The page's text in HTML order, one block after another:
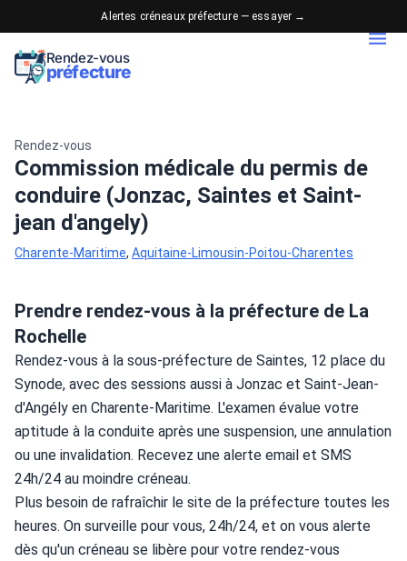
Alertes créneaux préfecture — essayer →
Rendez-vous
préfecture
Rendez-vous
Commission médicale du permis de
conduire (Jonzac, Saintes et Saint-
jean d'angely)
Charente-Maritime, Aquitaine-Limousin-Poitou-Charentes
Prendre rendez-vous à la préfecture de La
Rochelle
Rendez-vous à la sous-préfecture de Saintes, 12 place du
Synode, avec des sessions aussi à Jonzac et Saint-Jean-
d'Angély en Charente-Maritime. L'examen évalue votre
aptitude à la conduite après une suspension, une annulation
ou une invalidation. Recevez une alerte email et SMS
24h/24 au moindre créneau.
Plus besoin de rafraîchir le site de la préfecture toutes les
heures. On surveille pour vous, 24h/24, et on vous alerte
dès qu'un créneau se libère pour votre rendez-vous